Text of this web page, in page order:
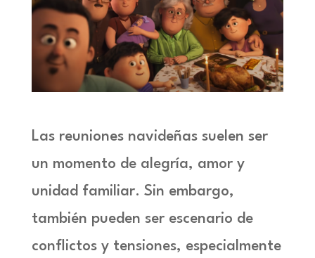
Las reuniones navideñas suelen ser
un momento de alegría, amor y
unidad familiar. Sin embargo,
también pueden ser escenario de
conflictos y tensiones, especialmente